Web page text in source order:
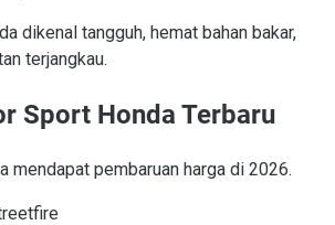
dikenal tangguh, hemat bahan bakar,
terjangkau.
Sport Honda Terbaru
mendapat pembaruan harga di 2026.